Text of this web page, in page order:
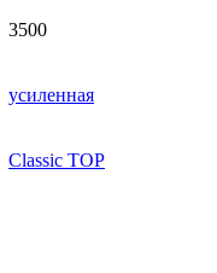
3500
усиленная
Classic TOP